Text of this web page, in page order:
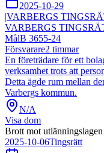
2025-10-29
|VARBERGS
VARBERGS
MålB 3655-24
Försvarare2 timmar
En företrädare för ett
verksamhet trots att
Detta ägde rum mellan
Varbergs kommun.
N/A
Visa dom
Brott mot utlänningslagen
2025-10-06Tingsrätt